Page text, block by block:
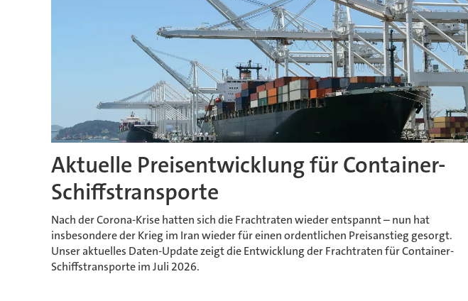
Aktuelle Preisentwicklung für Container-
Schiffstransporte
Nach der Corona-Krise hatten sich die Frachtraten wieder entspannt – nun hat
insbesondere der Krieg im Iran wieder für einen ordentlichen Preisanstieg gesorgt.
Unser aktuelles Daten-Update zeigt die Entwicklung der Frachtraten für Container-
Schiffstransporte im Juli 2026.